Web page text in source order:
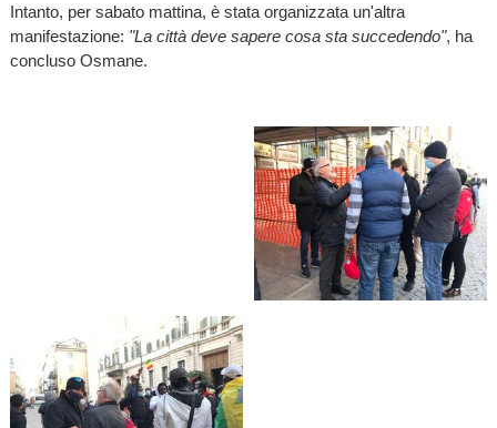
Intanto, per sabato mattina, è stata organizzata un'altra
manifestazione: "La città deve sapere cosa sta succedendo", ha
concluso Osmane.